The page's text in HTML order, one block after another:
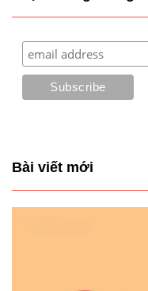
Bài viết mới